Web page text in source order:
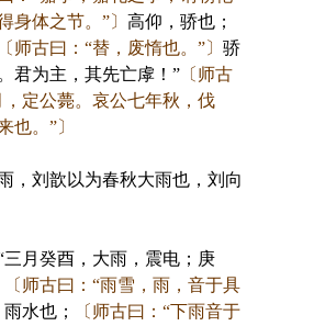
身体之节。”〕 高仰，骄也；
〔师古曰：“替，废惰也。”〕 骄
君为主，其先亡虖！”〔师古
，定公薨。哀公七年秋，伐
也。”〕
刘歆以为春秋大雨也，刘向
月癸酉，大雨，震电；庚
〔师古曰：“雨雪，雨，音于具
水也；
〔师古曰：“下雨音于